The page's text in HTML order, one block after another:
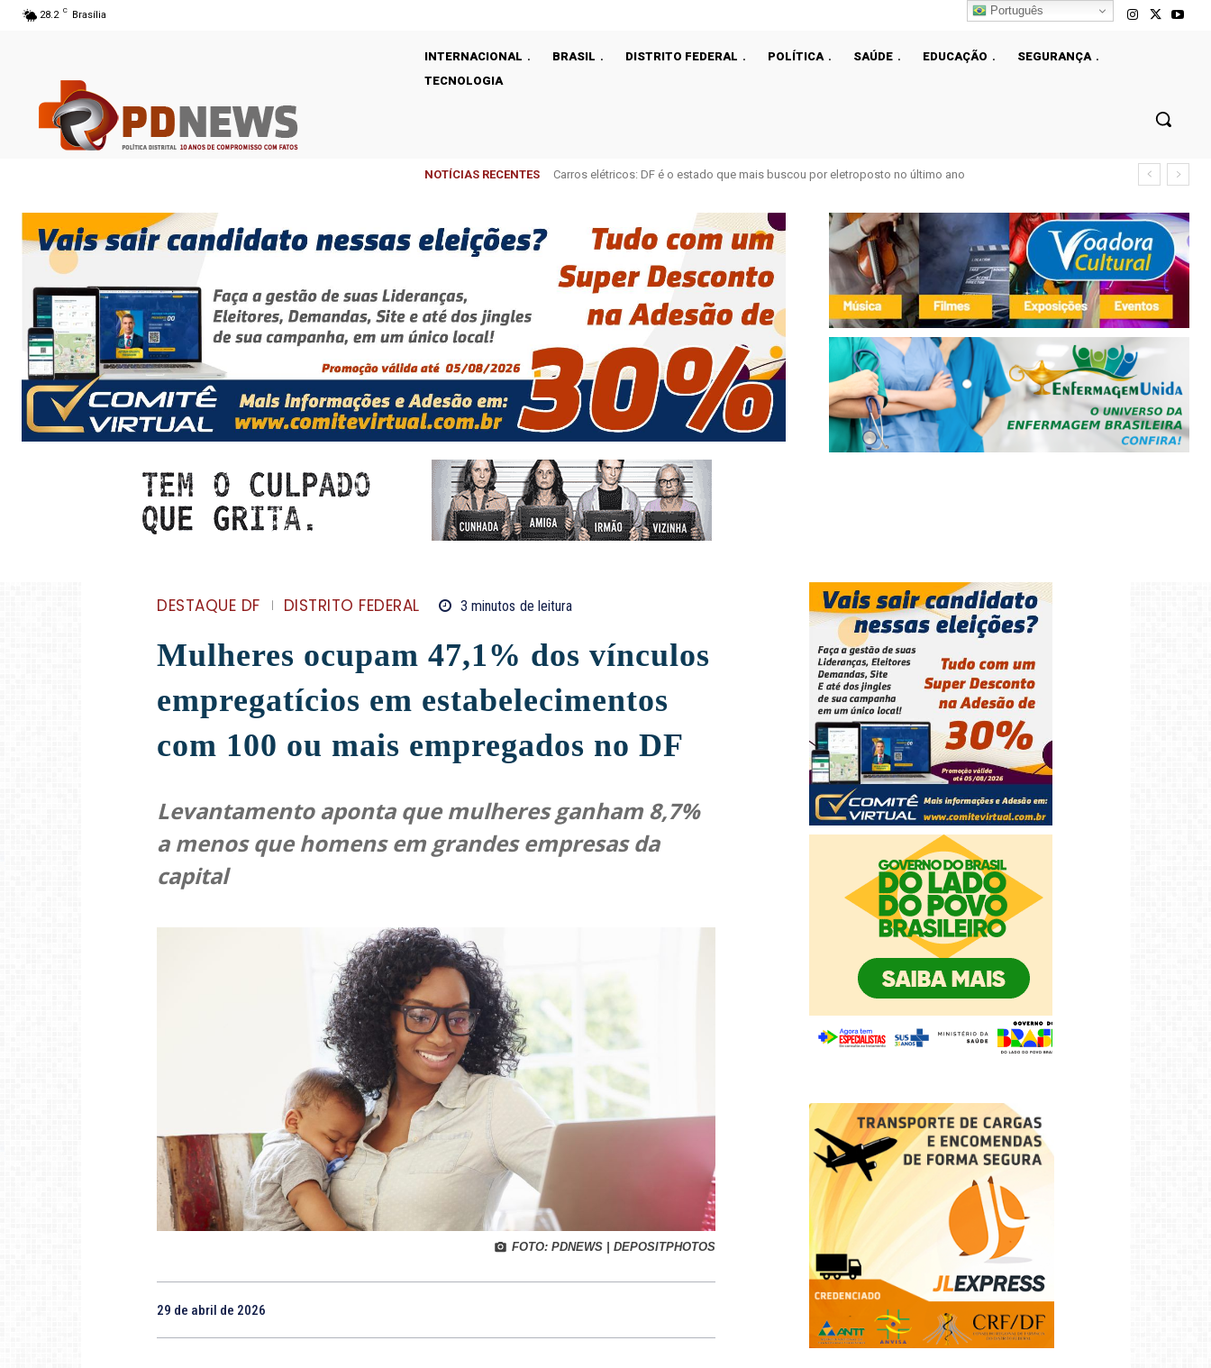
28.2 C Brasília
INTERNACIONAL BRASIL DISTRITO FEDERAL POLÍTICA SAÚDE EDUCAÇÃO
SEGURANÇA
TECNOLOGIA
NOTÍCIAS RECENTES Neoenergia anuncia plano recorde de R$ 3,1 bilhões para fortalecer a infraestrutura elétrica do DF
DESTAQUE DF DISTRITO FEDERAL 3 minutos de leitura
Mulheres ocupam 47,1% dos vínculos
empregatícios em estabelecimentos
com 100 ou mais empregados no DF
Levantamento aponta que mulheres ganham 8,7%
a menos que homens em grandes empresas da
capital
FOTO: PDNEWS | DEPOSITPHOTOS
29 de abril de 2026
Português